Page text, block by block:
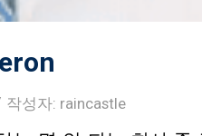
작성자: raincastle